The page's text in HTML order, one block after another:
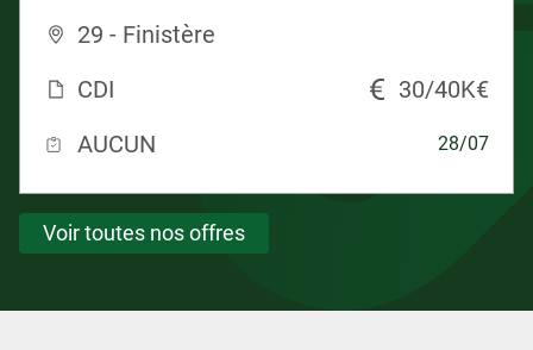
29 - Finistère
CDI
30/40K€
AUCUN
28/07
Voir toutes nos offres